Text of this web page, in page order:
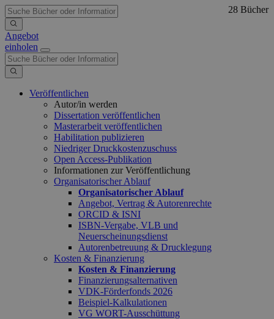
Angebot
einholen
Veröffentlichen
Autor/in werden
Dissertation veröffentlichen
Masterarbeit veröffentlichen
Habilitation publizieren
Niedriger Druckkostenzuschuss
Open Access-Publikation
Informationen zur Veröffentlichung
Organisatorischer Ablauf
Organisatorischer Ablauf
Angebot, Vertrag & Autorenrechte
ORCID & ISNI
ISBN-Vergabe, VLB und
Neuerscheinungsdienst
Autorenbetreuung & Drucklegung
Kosten & Finanzierung
Kosten & Finanzierung
Finanzierungsalternativen
VDK-Förderfonds 2026
Beispiel-Kalkulationen
VG WORT-Ausschüttung
28 Bücher